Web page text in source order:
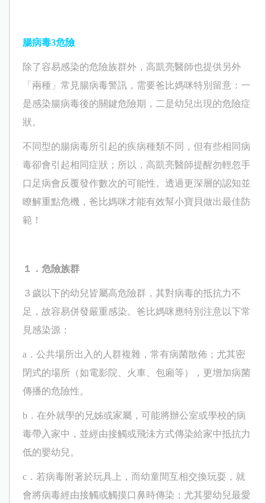
腸病毒3危險
除了容易感染的危險族群外， 高凱亮醫師也提供另外
「兩種」常見腸病毒警訊，需要爸比媽咪特別留意：一
是感染腸病毒後的關鍵危險期，二是幼兒出現的危險症
狀。
不同型的腸病毒所引起的疾病種類不同，但有些相同病
毒卻會引起相同症狀；所以， 高凱亮醫師提醒勿輕忽手
口足病會反覆發作數次的可能性。透過更深層的認知並
瞭解重點危機，爸比媽咪才能有效幫小寶貝做出最佳防
範！
１．危險族群
３歲以下的幼兒皆屬高危險群，其對病毒的抵抗力不
足，故容易併發嚴重感染。爸比媽咪應特別注意以下常
見感染源：
a ．公共場所出入的人群複雜，常有病菌散佈；尤其密
閉式的場所（如電影院、火車、包廂等），更增加病菌
傳播的危險性。
b．在外就學的兄姊或家屬，可能將辦公室或學校的病
毒帶入家中，並經由接觸或飛沬方式傳染給家中抵抗力
低的嬰幼兒。
c．若病毒附著於玩具上，而幼童間互相交換玩耍，就
會將病毒經由接觸或觸摸口鼻時傳染；尤其嬰幼兒最愛